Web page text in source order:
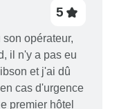
5
opérateur,
il n'y a pas eu
et j'ai dû
cas d'urgence
premier hôtel